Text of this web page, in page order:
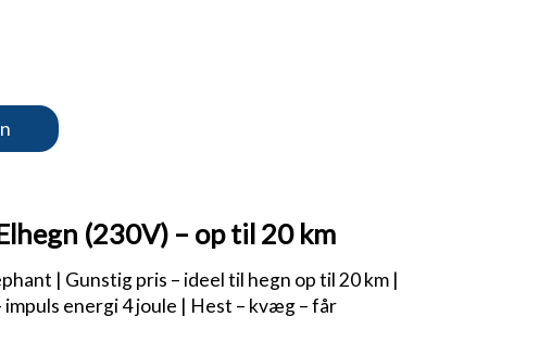
(230V) – op til 20 km
| Gunstig pris – ideel til hegn op til 20 km |
energi 4 joule | Hest – kvæg – får